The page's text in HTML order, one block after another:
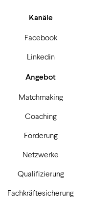
Kanäle
Facebook
Linkedin
Angebot
Matchmaking
Coaching
Förderung
Netzwerke
Qualifizierung
Fachkräftesicherung